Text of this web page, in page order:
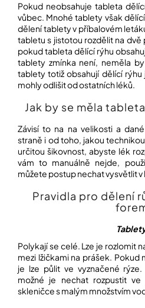
Pokud neobsahuje tableta
vůbec. Mnohé tablety však
dělení tablety v příbalovém
tabletu s jistotou rozdělit na dvě
pokud tableta dělící rýhu
tablety zmínka není, neměla
tablety totiž obsahují dělící
mohly odlišit od ostatních léků.
Jak by se měla
Závisí to na na velikosti a
straně i od toho, jakou
určitou šikovnost, abyste lék
vám to manuálně nejde,
můžete postup nechat vysvětlit v
Pravidla pro dělení
Polykají se celé. Lze je rozlomit
mezi lžičkami na prášek.
je lze půlit ve vyznačené
možné je nechat rozpustit
skleničce s malým množstvím